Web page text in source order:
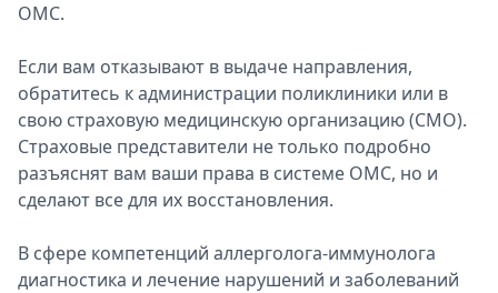
ОМС.
Если вам отказывают в выдаче направления,
обратитесь к администрации поликлиники или в
свою страховую медицинскую организацию (СМО).
Страховые представители не только подробно
разъяснят вам ваши права в системе ОМС, но и
сделают все для их восстановления.
В сфере компетенций аллерголога-иммунолога
диагностика и лечение нарушений и заболеваний